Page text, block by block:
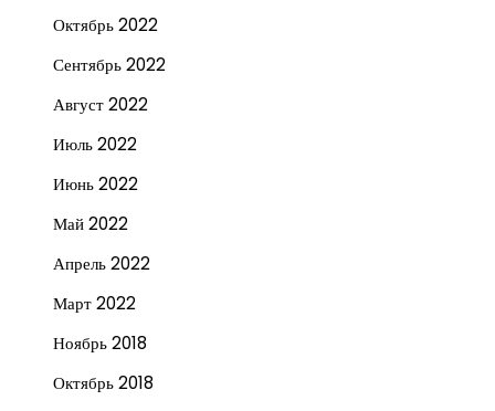
Октябрь 2022
Сентябрь 2022
Август 2022
Июль 2022
Июнь 2022
Май 2022
Апрель 2022
Март 2022
Ноябрь 2018
Октябрь 2018